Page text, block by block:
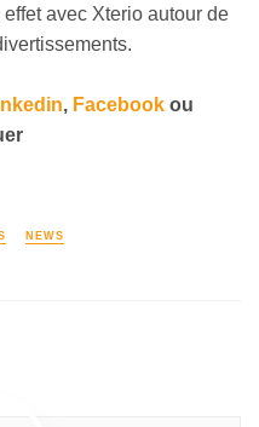
avec Xterio autour de
, Facebook ou
NEWS